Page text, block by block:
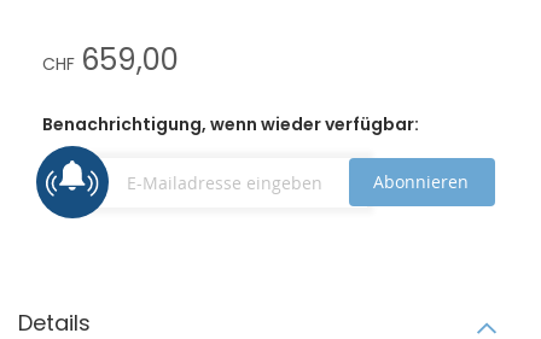
CHF 659,00
Benachrichtigung, wenn wieder verfügbar:
Abonnieren
Details